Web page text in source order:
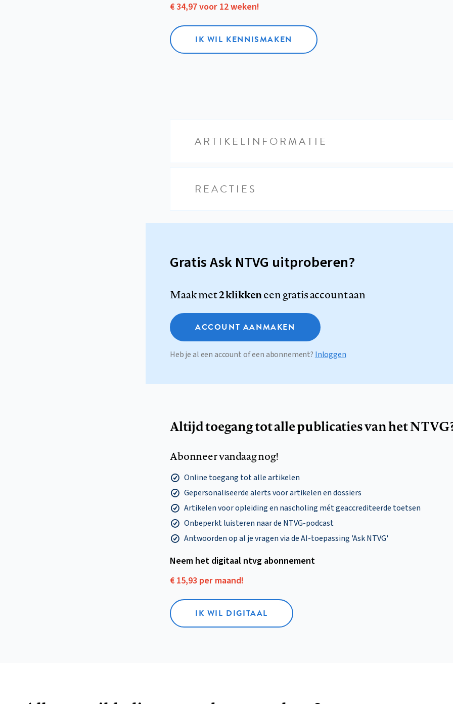
€ 34,97 voor 12 weken!
IK WIL KENNISMAKEN
ARTIKELINFORMATIE
REACTIES
Gratis Ask NTVG uitproberen?
Maak met2 klikkeneen gratis account aan
ACCOUNT AANMAKEN
Heb je al een account of een abonnement? Inloggen
Altijd toegang tot alle publicaties van het
Abonneer vandaag nog!
Online toegang tot alle artikelen
Gepersonaliseerde alerts voor artikelen en dossiers
Artikelen voor opleiding en nascholing mét geaccrediteerde toetsen
Onbeperkt luisteren naar de NTVG-podcast
Antwoorden op al je vragen via de AI-toepassing 'Ask NTVG'
Neem het digitaal ntvg abonnement
€ 15,93 per maand!
IK WIL DIGITAAL